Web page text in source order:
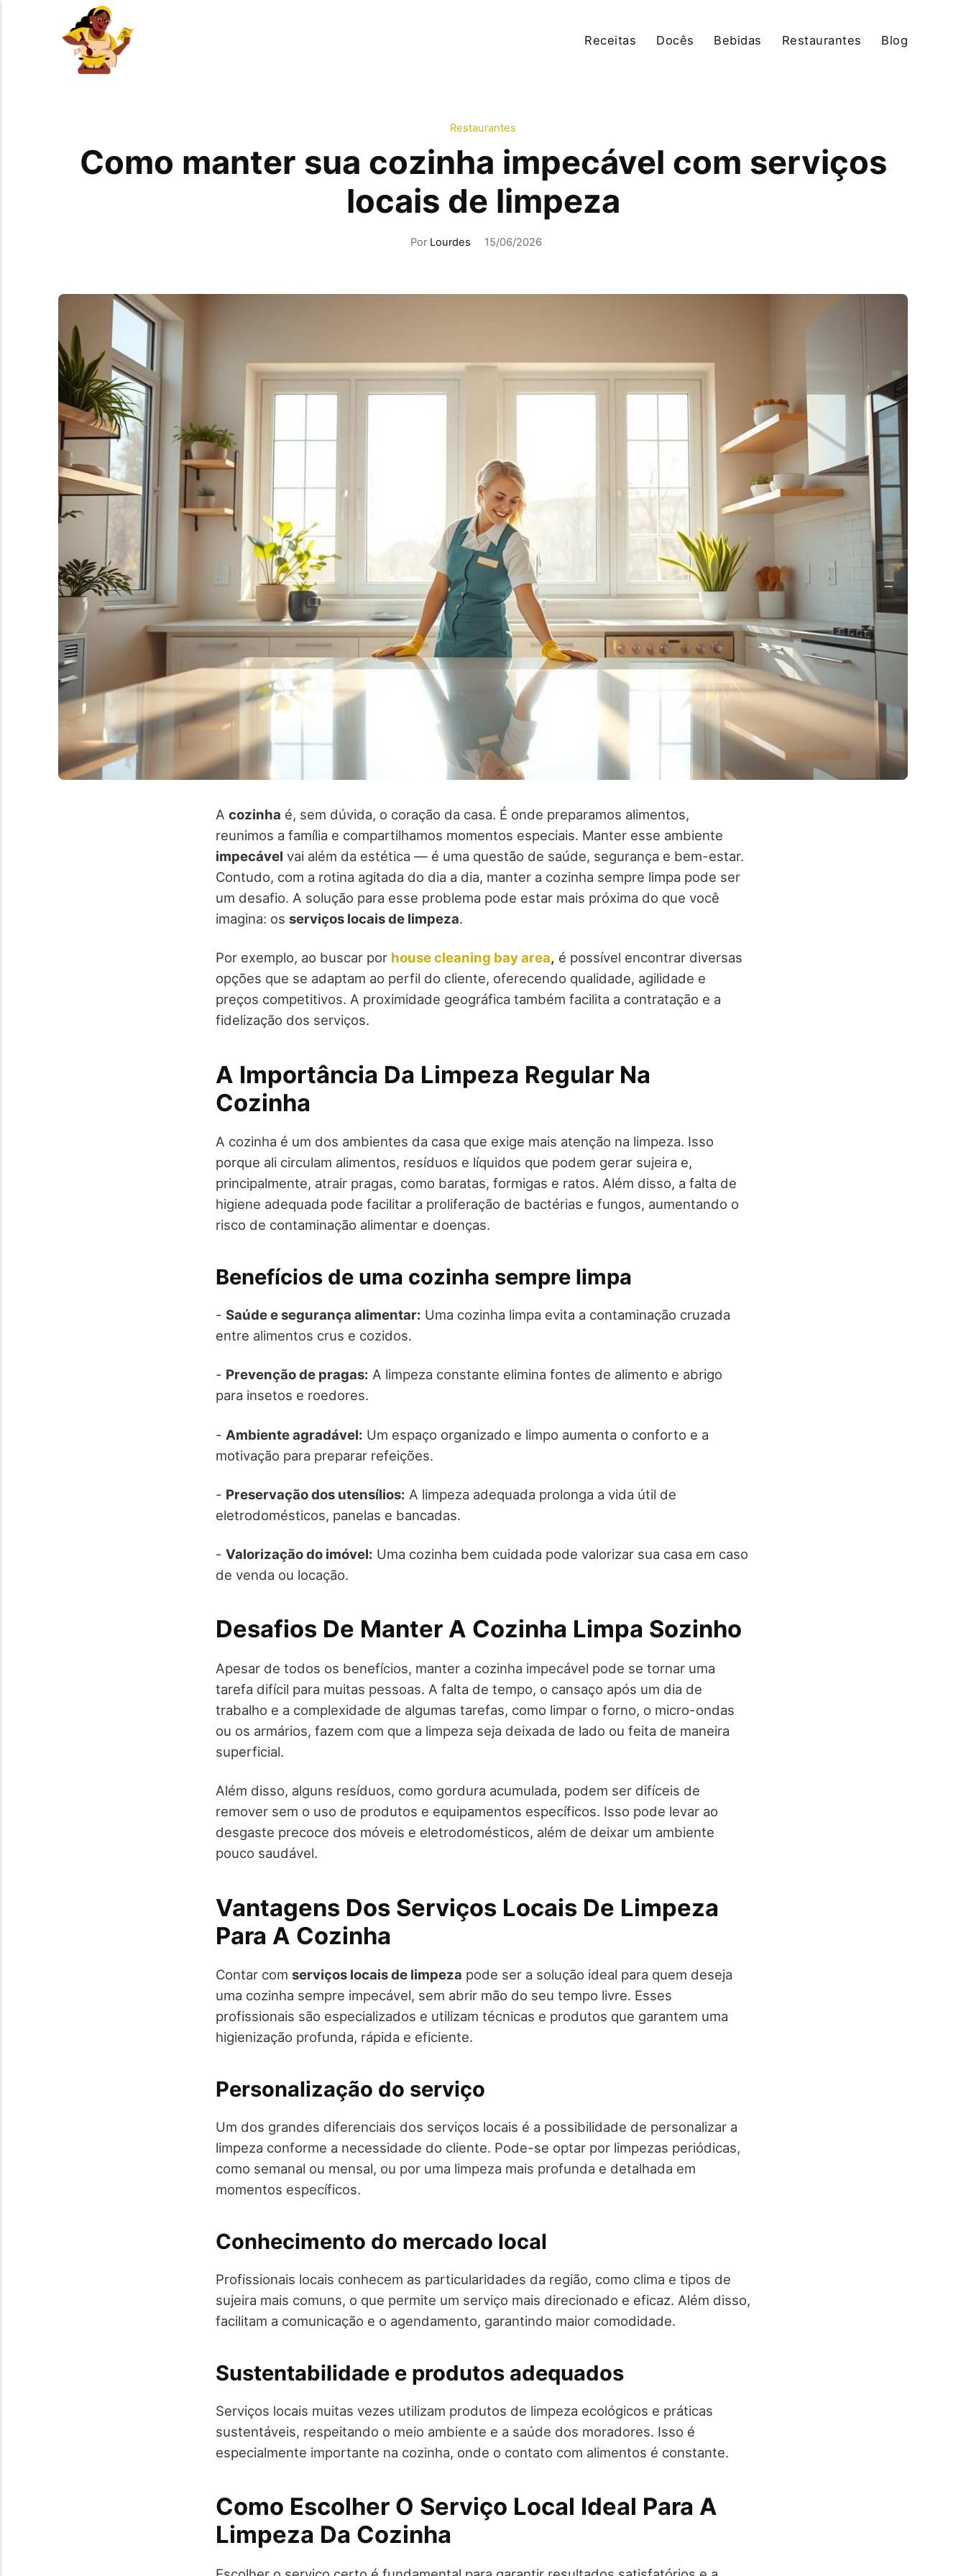
Receitas Docês Bebidas Restaurantes Blog
Restaurantes
Como manter sua cozinha impecável com serviços
locais de limpeza
Por Lourdes 15/06/2026
A cozinha é, sem dúvida, o coração da casa. É onde preparamos alimentos,
reunimos a família e compartilhamos momentos especiais. Manter esse ambiente
impecável vai além da estética — é uma questão de saúde, segurança e bem-estar.
Contudo, com a rotina agitada do dia a dia, manter a cozinha sempre limpa pode ser
um desafio. A solução para esse problema pode estar mais próxima do que você
imagina: os serviços locais de limpeza.
Por exemplo, ao buscar por house cleaning bay area, é possível encontrar diversas
opções que se adaptam ao perfil do cliente, oferecendo qualidade, agilidade e
preços competitivos. A proximidade geográfica também facilita a contratação e a
fidelização dos serviços.
A Importância Da Limpeza Regular Na
Cozinha
A cozinha é um dos ambientes da casa que exige mais atenção na limpeza. Isso
porque ali circulam alimentos, resíduos e líquidos que podem gerar sujeira e,
principalmente, atrair pragas, como baratas, formigas e ratos. Além disso, a falta de
higiene adequada pode facilitar a proliferação de bactérias e fungos, aumentando o
risco de contaminação alimentar e doenças.
Benefícios de uma cozinha sempre limpa
- Saúde e segurança alimentar: Uma cozinha limpa evita a contaminação cruzada
entre alimentos crus e cozidos.
- Prevenção de pragas: A limpeza constante elimina fontes de alimento e abrigo
para insetos e roedores.
- Ambiente agradável: Um espaço organizado e limpo aumenta o conforto e a
motivação para preparar refeições.
- Preservação dos utensílios: A limpeza adequada prolonga a vida útil de
eletrodomésticos, panelas e bancadas.
- Valorização do imóvel: Uma cozinha bem cuidada pode valorizar sua casa em caso
de venda ou locação.
Desafios De Manter A Cozinha Limpa Sozinho
Apesar de todos os benefícios, manter a cozinha impecável pode se tornar uma
tarefa difícil para muitas pessoas. A falta de tempo, o cansaço após um dia de
trabalho e a complexidade de algumas tarefas, como limpar o forno, o micro-ondas
ou os armários, fazem com que a limpeza seja deixada de lado ou feita de maneira
superficial.
Além disso, alguns resíduos, como gordura acumulada, podem ser difíceis de
remover sem o uso de produtos e equipamentos específicos. Isso pode levar ao
desgaste precoce dos móveis e eletrodomésticos, além de deixar um ambiente
pouco saudável.
Vantagens Dos Serviços Locais De Limpeza
Para A Cozinha
Contar com serviços locais de limpeza pode ser a solução ideal para quem deseja
uma cozinha sempre impecável, sem abrir mão do seu tempo livre. Esses
profissionais são especializados e utilizam técnicas e produtos que garantem uma
higienização profunda, rápida e eficiente.
Personalização do serviço
Um dos grandes diferenciais dos serviços locais é a possibilidade de personalizar a
limpeza conforme a necessidade do cliente. Pode-se optar por limpezas periódicas,
como semanal ou mensal, ou por uma limpeza mais profunda e detalhada em
momentos específicos.
Conhecimento do mercado local
Profissionais locais conhecem as particularidades da região, como clima e tipos de
sujeira mais comuns, o que permite um serviço mais direcionado e eficaz. Além disso,
facilitam a comunicação e o agendamento, garantindo maior comodidade.
Sustentabilidade e produtos adequados
Serviços locais muitas vezes utilizam produtos de limpeza ecológicos e práticas
sustentáveis, respeitando o meio ambiente e a saúde dos moradores. Isso é
especialmente importante na cozinha, onde o contato com alimentos é constante.
Como Escolher O Serviço Local Ideal Para A
Limpeza Da Cozinha